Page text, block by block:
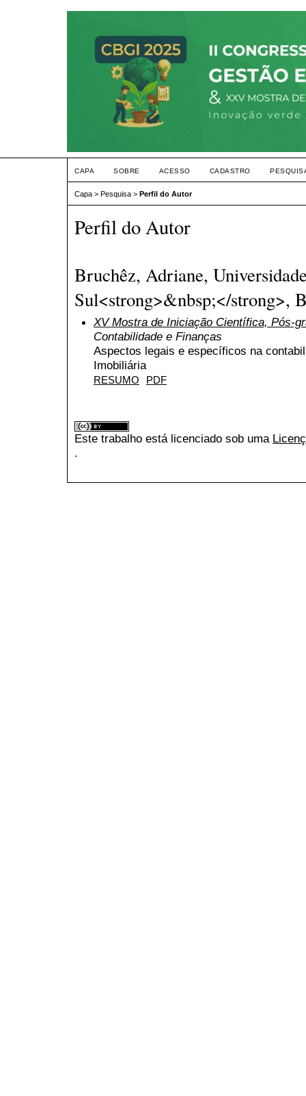
CAPA SOBRE ACESSO CADASTRO
Capa > Pesquisa > Perfil do Autor
Perfil do Autor
Bruchêz, Adriane,
Sul<strong>&nbsp;</strong>,
XV Mostra de Iniciação Científica, Pós-
Contabilidade e Finanças
Aspectos legais e específicos na
Imobiliária
RESUMO PDF
Este trabalho está licenciado sob uma
.